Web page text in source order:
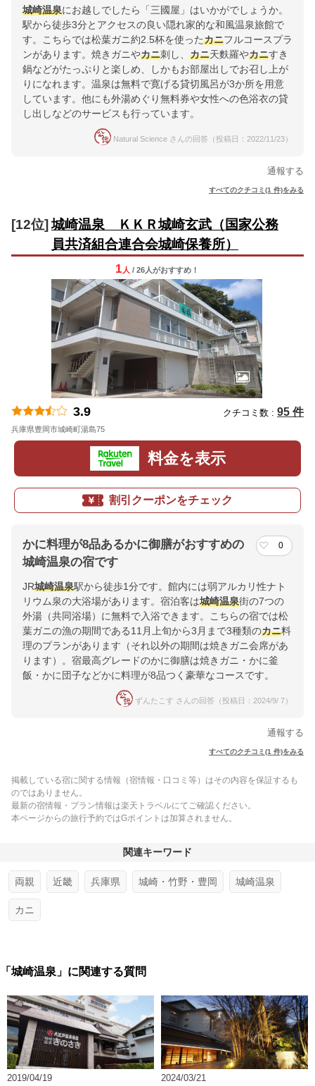
城崎温泉にお越しでしたら「三國屋」はいかがでしょうか。
駅から徒歩3分とアクセスの良い隠れ家的な和風温泉旅館で
す。こちらでは松葉ガニ約2.5杯を使ったカニフルコースプラ
ンがあります。焼きガニやカニ刺し、 カニ天麩羅やカニすき
鍋などがたっぷりと楽しめ、しかもお部屋出しでお召し上が
りになれます。温泉は無料で寛げる貸切風呂が3か所を用意
しています。他にも外湯めぐり無料券や女性への色浴衣の貸
し出しなどのサービスも行っています。
Natural Science さんの回答（投稿日：2022/11/23）
通報する
すべてのクチコミ(1 件)をみる
[12位] 城崎温泉 ＫＫＲ城崎玄武（国家公務
員共済組合連合会城崎保養所）
1 人 / 26人がおすすめ！
3.9 クチコミ数 : 95 件
兵庫県豊岡市城崎町湯島75
料金を表示
割引クーポンをチェック
かに料理が8品あるかに御膳がおすすめの
城崎温泉の宿です
0
JR城崎温泉駅から徒歩1分です。館内には弱アルカリ性ナト
リウム泉の大浴場があります。宿泊客は城崎温泉街の7つの
外湯（共同浴場）に無料で入浴できます。こちらの宿では松
葉ガニの漁の期間である11月上旬から3月まで3種類のカニ料
理のプランがあります（それ以外の期間は焼きガニ会席があ
ります）。宿最高グレードのかに御膳は焼きガニ・かに釜
飯・かに団子などかに料理が8品つく豪華なコースです。
ずんたこす さんの回答（投稿日：2024/9/ 7）
通報する
すべてのクチコミ(1 件)をみる
掲載している宿に関する情報（宿情報・口コミ等）はその内容を保証するも
のではありません。
最新の宿情報・プラン情報は楽天トラベルにてご確認ください。
本ページからの旅行予約ではGポイントは加算されません。
関連キーワード
両親 近畿 兵庫県 城崎・竹野・豊岡 城崎温泉
カニ
「城崎温泉」に関連する質問
2019/04/19 2024/03/21